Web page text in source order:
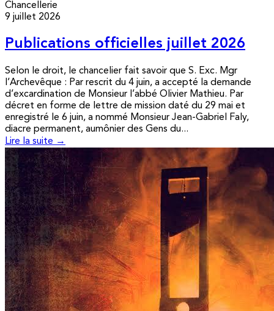
Chancellerie
9 juillet 2026
Publications officielles juillet 2026
Selon le droit, le chancelier fait savoir que S. Exc. Mgr
l’Archevêque : Par rescrit du 4 juin, a accepté la demande
d’excardination de Monsieur l’abbé Olivier Mathieu. Par
décret en forme de lettre de mission daté du 29 mai et
enregistré le 6 juin, a nommé Monsieur Jean-Gabriel Faly,
diacre permanent, aumônier des Gens du...
Lire la suite →